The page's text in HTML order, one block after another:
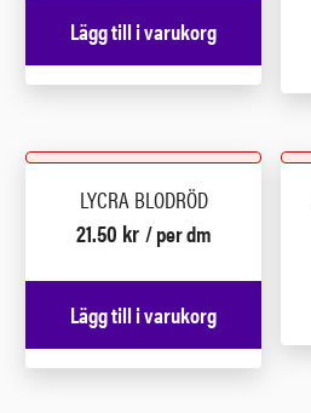
Lägg till i varukorg
LYCRA BLODRÖD
21.50 kr / per dm
Lägg till i varukorg